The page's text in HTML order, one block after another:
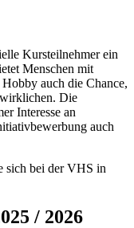
Kursteilnehmer ein
Menschen mit
auch die Chance,
Die
Interesse an
auch
sich bei der VHS in
/ 2026